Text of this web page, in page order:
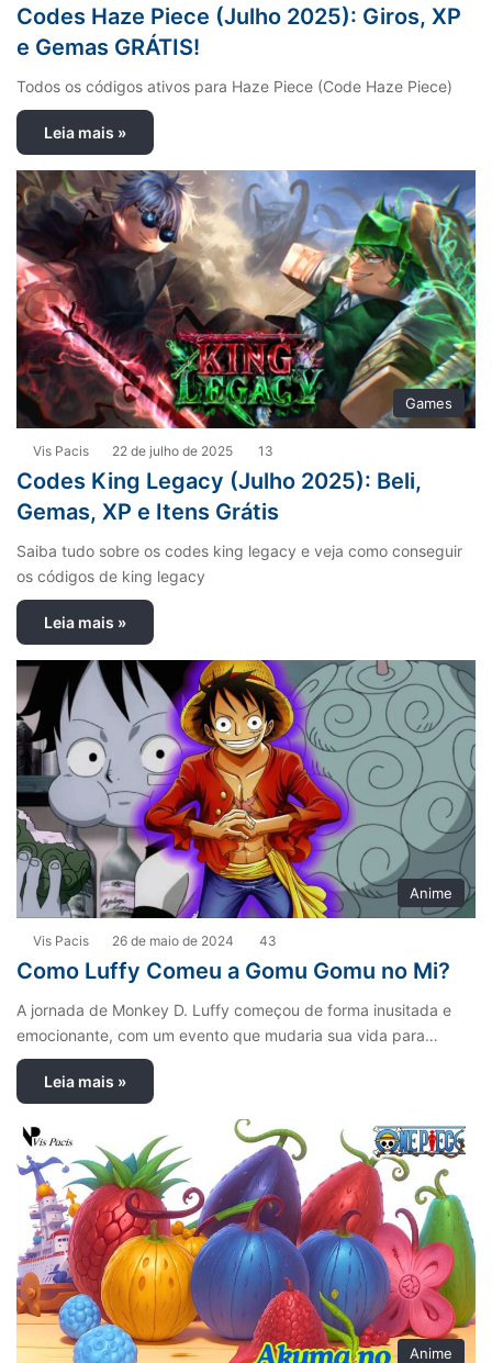
Codes Haze Piece (Julho 2025): Giros, XP
e Gemas GRÁTIS!
Todos os códigos ativos para Haze Piece (Code Haze Piece)
Leia mais »
Games
Vis Pacis 22 de julho de 2025 13
Codes King Legacy (Julho 2025): Beli,
Gemas, XP e Itens Grátis
Saiba tudo sobre os codes king legacy e veja como conseguir
os códigos de king legacy
Leia mais »
Anime
Vis Pacis 26 de maio de 2024 43
Como Luffy Comeu a Gomu Gomu no Mi?
A jornada de Monkey D. Luffy começou de forma inusitada e
emocionante, com um evento que mudaria sua vida para…
Leia mais »
Anime